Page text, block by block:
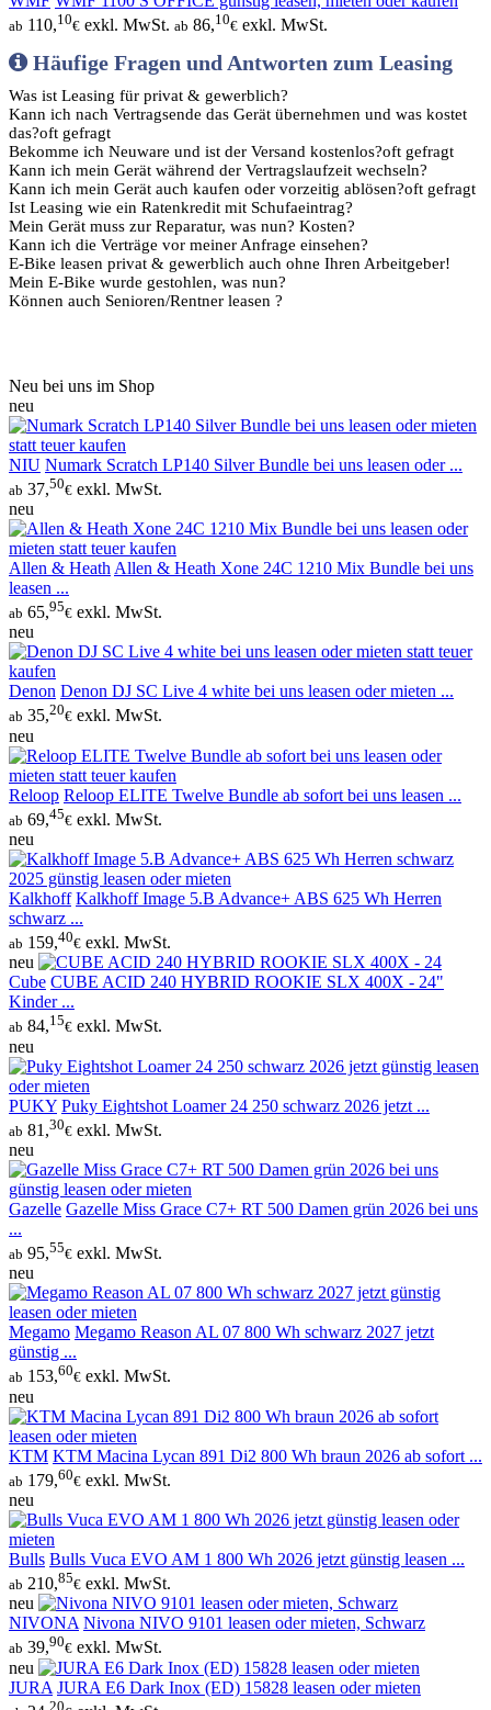
ab 110,10€ exkl. MwSt. ab 86,10€ exkl. MwSt.
Häufige Fragen und Antworten zum Leasing
Was ist Leasing für privat & gewerblich?
Kann ich nach Vertragsende das Gerät übernehmen und was kostet
das?oft gefragt
Bekomme ich Neuware und ist der Versand kostenlos?oft gefragt
Kann ich mein Gerät während der Vertragslaufzeit wechseln?
Kann ich mein Gerät auch kaufen oder vorzeitig ablösen?oft gefragt
Ist Leasing wie ein Ratenkredit mit Schufaeintrag?
Mein Gerät muss zur Reparatur, was nun? Kosten?
Kann ich die Verträge vor meiner Anfrage einsehen?
E-Bike leasen privat & gewerblich auch ohne Ihren Arbeitgeber!
Mein E-Bike wurde gestohlen, was nun?
Können auch Senioren/Rentner leasen ?
Neu bei uns im Shop
neu
NIU Numark Scratch LP140 Silver Bundle bei uns leasen oder ...
ab 37,50€ exkl. MwSt.
neu
Allen & Heath Allen & Heath Xone 24C 1210 Mix Bundle bei uns
leasen ...
ab 65,95€ exkl. MwSt.
neu
Denon Denon DJ SC Live 4 white bei uns leasen oder mieten ...
ab 35,20€ exkl. MwSt.
neu
Reloop Reloop ELITE Twelve Bundle ab sofort bei uns leasen ...
ab 69,45€ exkl. MwSt.
neu
Kalkhoff Kalkhoff Image 5.B Advance+ ABS 625 Wh Herren
schwarz ...
ab 159,40€ exkl. MwSt.
neu
Cube CUBE ACID 240 HYBRID ROOKIE SLX 400X - 24"
Kinder ...
ab 84,15€ exkl. MwSt.
neu
PUKY Puky Eightshot Loamer 24 250 schwarz 2026 jetzt ...
ab 81,30€ exkl. MwSt.
neu
Gazelle Gazelle Miss Grace C7+ RT 500 Damen grün 2026 bei uns
...
ab 95,55€ exkl. MwSt.
neu
Megamo Megamo Reason AL 07 800 Wh schwarz 2027 jetzt
günstig ...
ab 153,60€ exkl. MwSt.
neu
KTM KTM Macina Lycan 891 Di2 800 Wh braun 2026 ab sofort ...
ab 179,60€ exkl. MwSt.
neu
Bulls Bulls Vuca EVO AM 1 800 Wh 2026 jetzt günstig leasen ...
ab 210,85€ exkl. MwSt.
neu
NIVONA Nivona NIVO 9101 leasen oder mieten, Schwarz
ab 39,90€ exkl. MwSt.
neu
JURA JURA E6 Dark Inox (ED) 15828 leasen oder mieten
20